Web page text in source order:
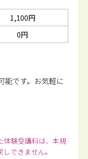
1,100円
0円
です。 お気軽に
体験受講料は、本規
できません。